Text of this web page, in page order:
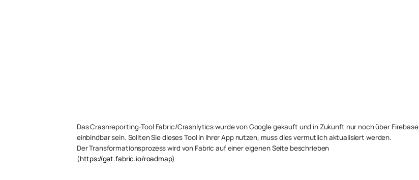
Das Crashreporting-Tool Fabric/Crashlytics wurde von Google gekauft und in Zukunft nur noch über Firebase
einbindbar sein. Sollten Sie dieses Tool in Ihrer App nutzen, muss dies vermutlich aktualisiert werden.
Der Transformationsprozess wird von Fabric auf einer eigenen Seite beschrieben
(https://get.fabric.io/roadmap)